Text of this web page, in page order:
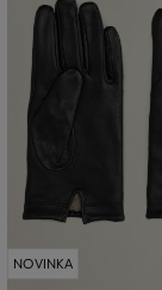
NOVINKA